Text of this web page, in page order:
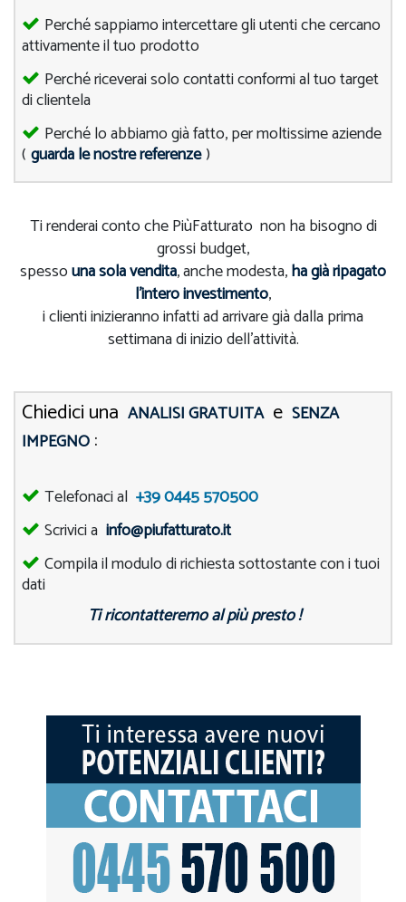
Perché sappiamo intercettare gli utenti che cercano
attivamente il tuo prodotto
Perché riceverai solo contatti conformi al tuo target
di clientela
Perché lo abbiamo già fatto, per moltissime aziende
( guarda le nostre referenze )
Ti renderai conto che PiùFatturato non ha bisogno di
grossi budget,
spessouna sola vendita, anche modesta,ha già ripagato
l'intero investimento,
i clienti inizieranno infatti ad arrivare già dalla prima
settimana di inizio dell'attività.
Chiedici una ANALISI GRATUITA e SENZA
IMPEGNO :
Telefonaci al +39 0445 570500
Scrivici a info@piufatturato.it
Compila il modulo di richiesta sottostante con i tuoi
dati
Ti ricontatteremo al più presto !